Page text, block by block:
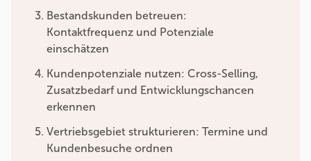
Bestandskunden betreuen:
Kontaktfrequenz und Potenziale
einschätzen
Kundenpotenziale nutzen: Cross-Selling,
Zusatzbedarf und Entwicklungschancen
erkennen
Vertriebsgebiet strukturieren: Termine und
Kundenbesuche ordnen